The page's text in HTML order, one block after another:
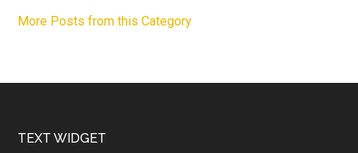
More Posts from this Category
Footer
TEXT WIDGET